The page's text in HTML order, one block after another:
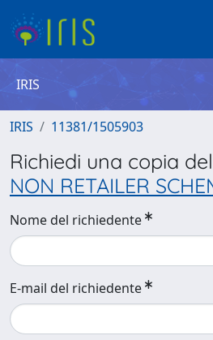
IRIS
IRIS 11381/1505903
Richiedi una copia
NON RETAILER
Nome del richiedente
E-mail del richiedente